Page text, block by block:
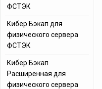
ФСТЭК
Кибер Бэкап для
физического сервера
ФСТЭК
Кибер Бэкап
Расширенная для
физического сервера